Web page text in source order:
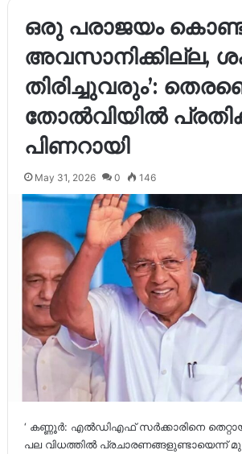
ഒരു പരാജയം
അവസാനിക്കില്ല,
തിരിച്ചുവരും’:
തോൽവിയിൽ
പിണറായി
May 31, 2026 0 146
‘ കണ്ണൂർ: എൽഡിഎഫ് സർക്കാരിനെ
പല വിധത്തിൽ പ്രചാരണങ്ങളുണ്ടായെന്ന്